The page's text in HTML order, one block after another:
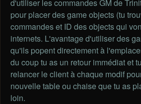
d'utiliser les commandes GM de
pour placer des game objects (tu
commandes et ID des objects qui
internets. L'avantage d'utiliser des
qu'ils popent directement à
du coup tu as un retour immédiat et
relancer le client à chaque modif
nouvelle table ou chaise que tu as
loin.